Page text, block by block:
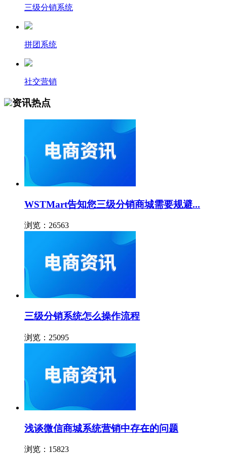
三级分销系统
拼团系统
社交营销
资讯热点
WSTMart告知您三级分销商城需要规避...
浏览：26563
三级分销系统怎么操作流程
浏览：25095
浅谈微信商城系统营销中存在的问题
浏览：15823